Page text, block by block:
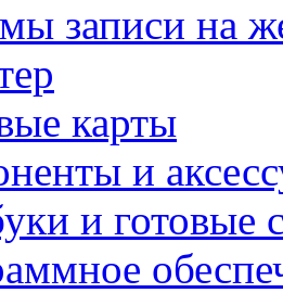
записи на
карты
и
и готовые